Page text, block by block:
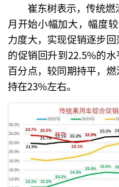
崔东树表示，传统
月开始小幅加大，幅度
力度大，实现促销逐步
的促销回升到22.5%的
百分点，较同期持平，
持在23%左右。